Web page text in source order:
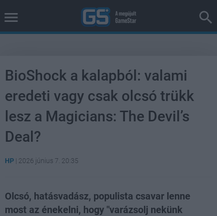
BioShock a kalapból: valami
eredeti vagy csak olcsó trükk
lesz a Magicians: The Devil’s
Deal?
HP | 2026 június 7. 20:35
Olcsó, hatásvadász, populista csavar lenne
most az énekelni, hogy "varázsolj nekünk